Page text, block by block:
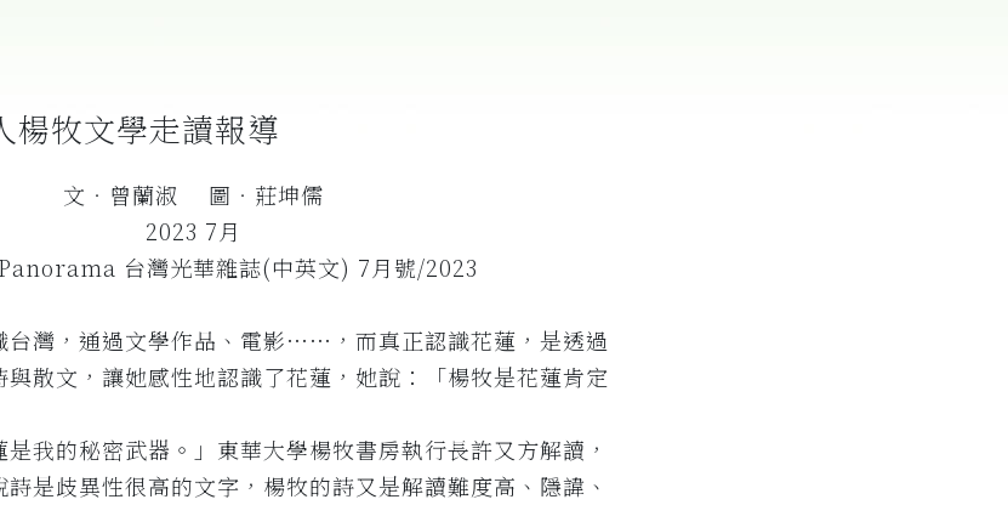
牧文學走讀報導
文‧曾蘭淑 圖‧莊坤儒
2023 7月
台灣光華雜誌(中英文) 7月號/2023
台灣，通過文學作品、電影……，而真正認識花蓮，是透過
散文，讓她感性地認識了花蓮，她說：「楊牧是花蓮肯定
我的秘密武器。」東華大學楊牧書房執行長許又方解讀，
是歧異性很高的文字，楊牧的詩又是解讀難度高、隱諱、